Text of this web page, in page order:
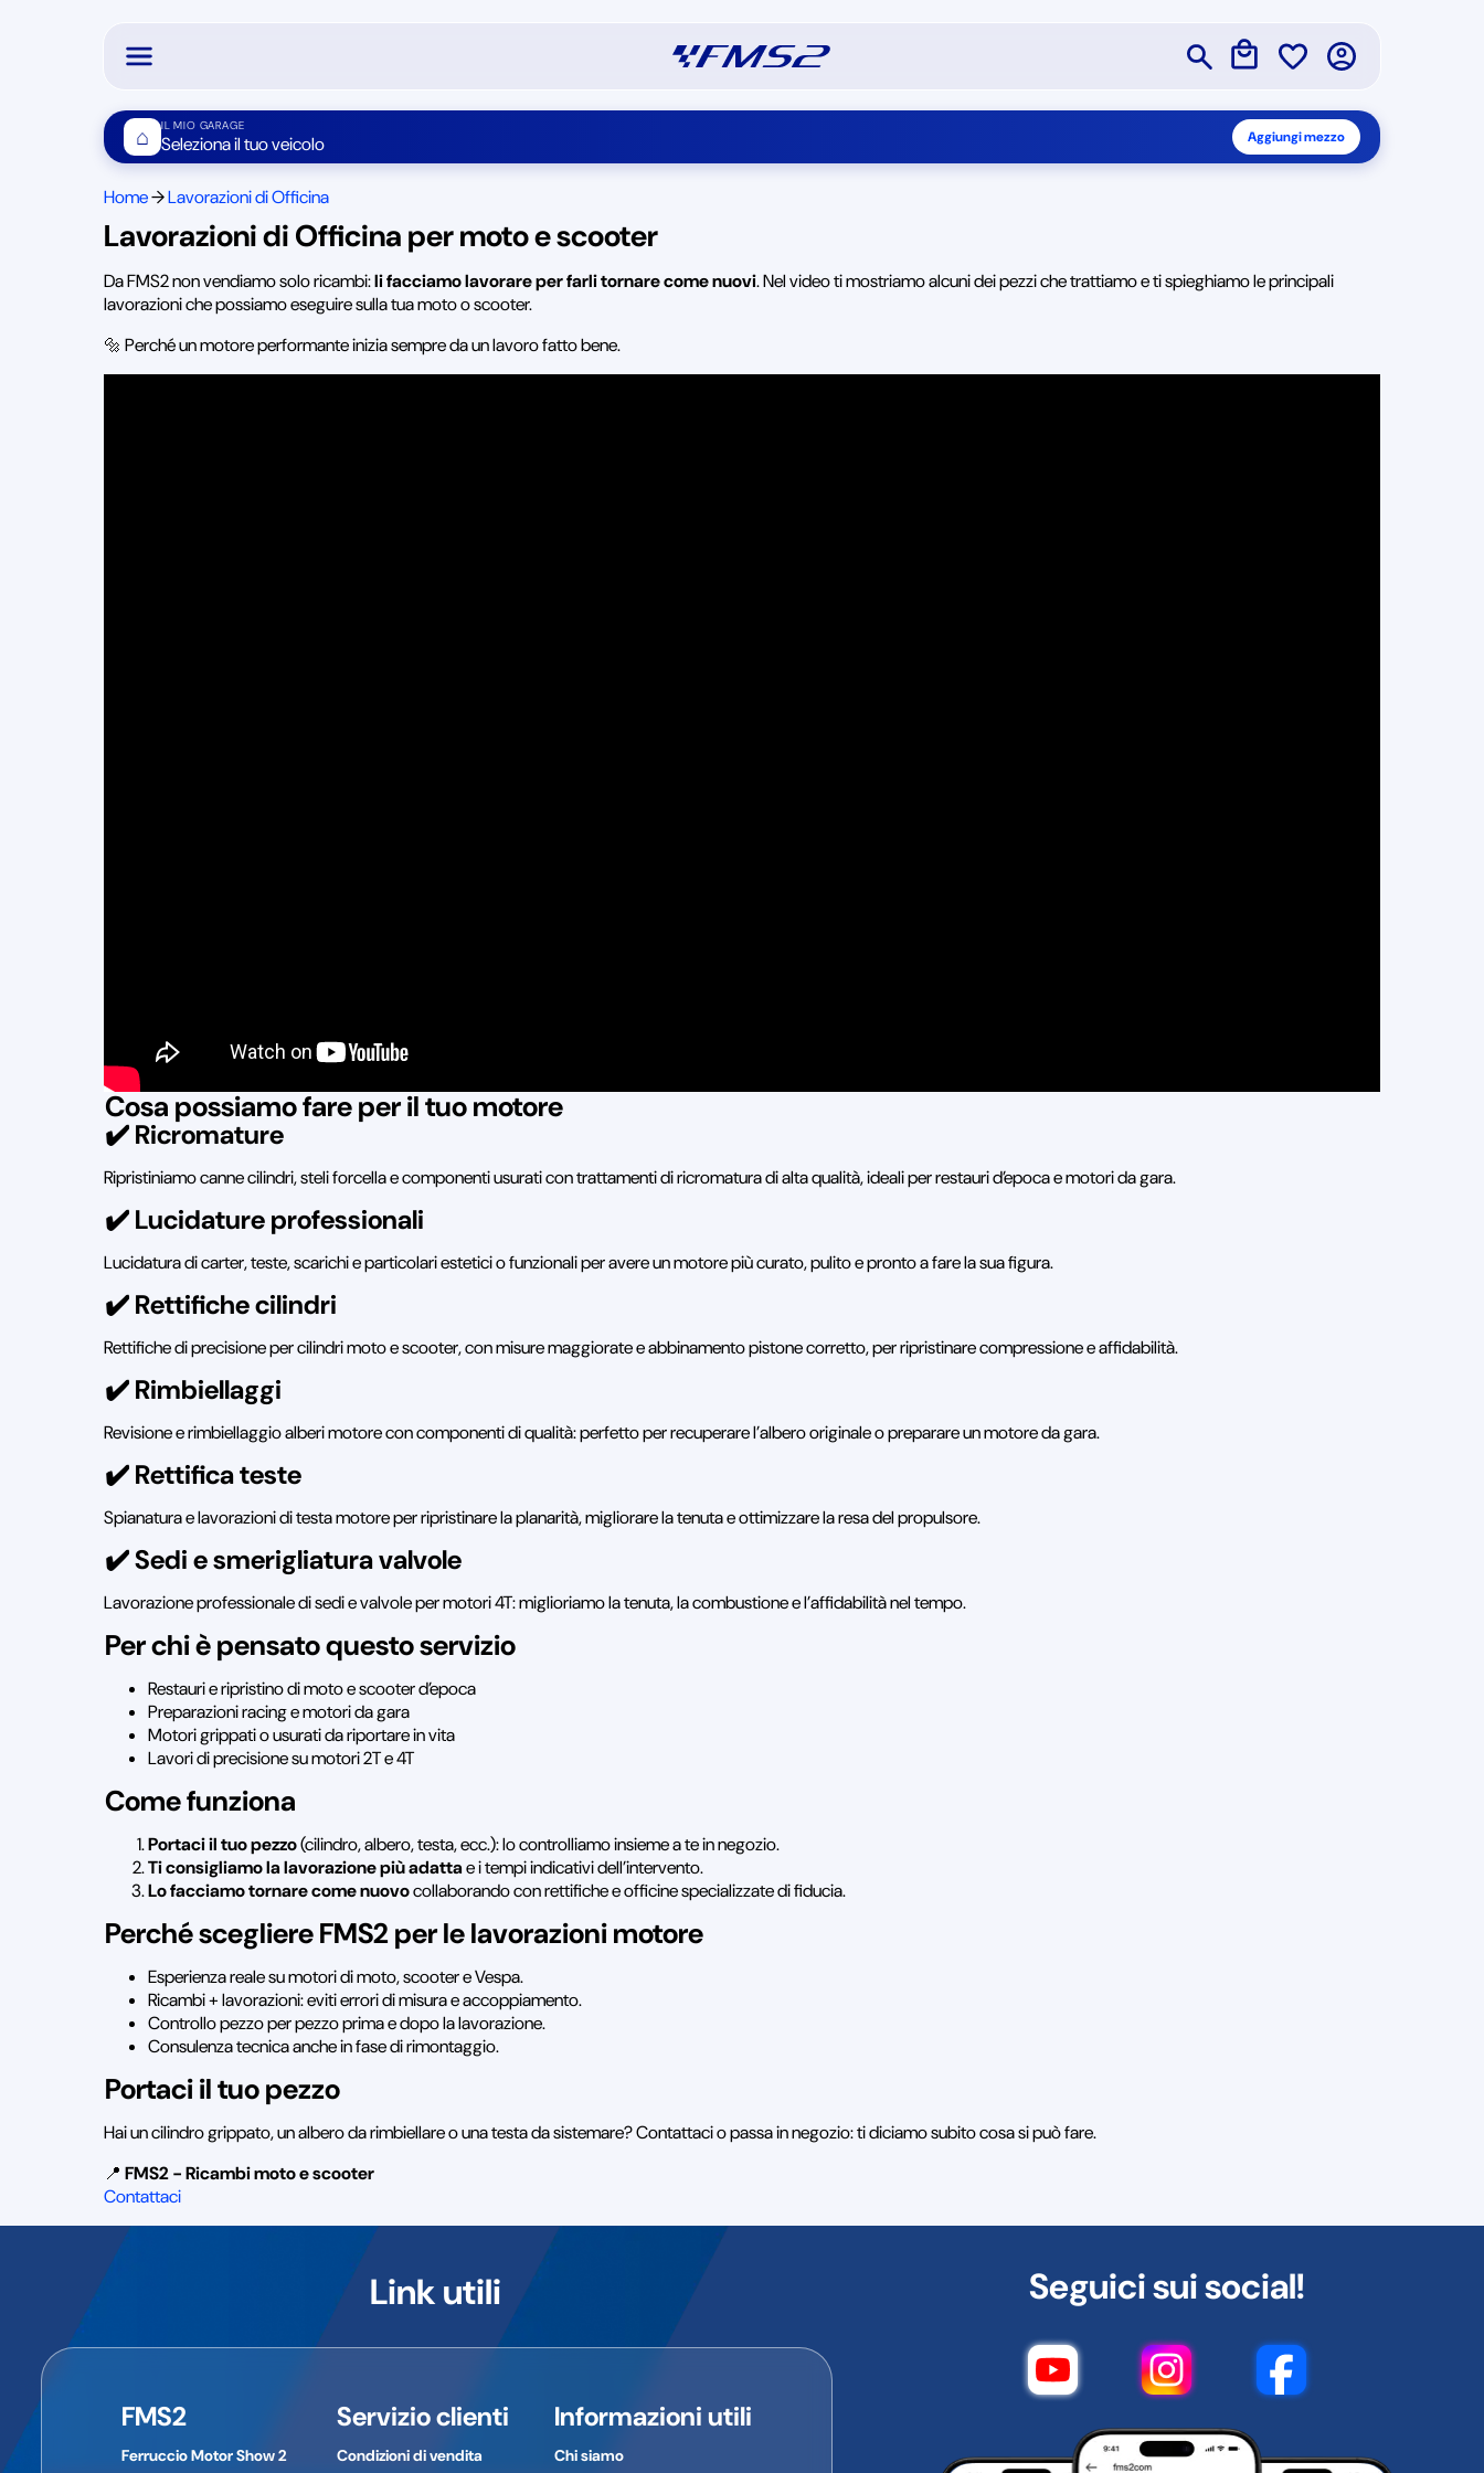
⌂ IL MIO GARAGE
Seleziona il tuo veicolo Aggiungi mezzo
Home→Lavorazioni di Officina
Lavorazioni di Officina per moto e scooter
Da FMS2 non vendiamo solo ricambi:li facciamo lavorare per farli tornare come nuovi. Nel video ti mostriamo alcuni dei pezzi che trattiamo e ti spieghiamo le principali
lavorazioni che possiamo eseguire sulla tua moto o scooter.
🔩 Perché un motore performante inizia sempre da un lavoro fatto bene.
Cosa possiamo fare per il tuo motore
✔️ Ricromature
Ripristiniamo canne cilindri, steli forcella e componenti usurati con trattamenti di ricromatura di alta qualità, ideali per restauri d’epoca e motori da gara.
✔️ Lucidature professionali
Lucidatura di carter, teste, scarichi e particolari estetici o funzionali per avere un motore più curato, pulito e pronto a fare la sua figura.
✔️ Rettifiche cilindri
Rettifiche di precisione per cilindri moto e scooter, con misure maggiorate e abbinamento pistone corretto, per ripristinare compressione e affidabilità.
✔️ Rimbiellaggi
Revisione e rimbiellaggio alberi motore con componenti di qualità: perfetto per recuperare l’albero originale o preparare un motore da gara.
✔️ Rettifica teste
Spianatura e lavorazioni di testa motore per ripristinare la planarità, migliorare la tenuta e ottimizzare la resa del propulsore.
✔️ Sedi e smerigliatura valvole
Lavorazione professionale di sedi e valvole per motori 4T: miglioriamo la tenuta, la combustione e l’affidabilità nel tempo.
Per chi è pensato questo servizio
Restauri e ripristino di moto e scooter d’epoca
Preparazioni racing e motori da gara
Motori grippati o usurati da riportare in vita
Lavori di precisione su motori 2T e 4T
Come funziona
Portaci il tuo pezzo(cilindro, albero, testa, ecc.): lo controlliamo insieme a te in negozio.
Ti consigliamo la lavorazione più adattae i tempi indicativi dell’intervento.
Lo facciamo tornare come nuovocollaborando con rettifiche e officine specializzate di fiducia.
Perché scegliere FMS2 per le lavorazioni motore
Esperienza reale su motori di moto, scooter e Vespa.
Ricambi + lavorazioni: eviti errori di misura e accoppiamento.
Controllo pezzo per pezzo prima e dopo la lavorazione.
Consulenza tecnica anche in fase di rimontaggio.
Portaci il tuo pezzo
Hai un cilindro grippato, un albero da rimbiellare o una testa da sistemare? Contattaci o passa in negozio: ti diciamo subito cosa si può fare.
📍FMS2 - Ricambi moto e scooter
Contattaci
Link utili
FMS2
Ferruccio Motor Show 2
Servizio clienti
Condizioni di vendita
Informazioni utili
Chi siamo
Seguici sui social!